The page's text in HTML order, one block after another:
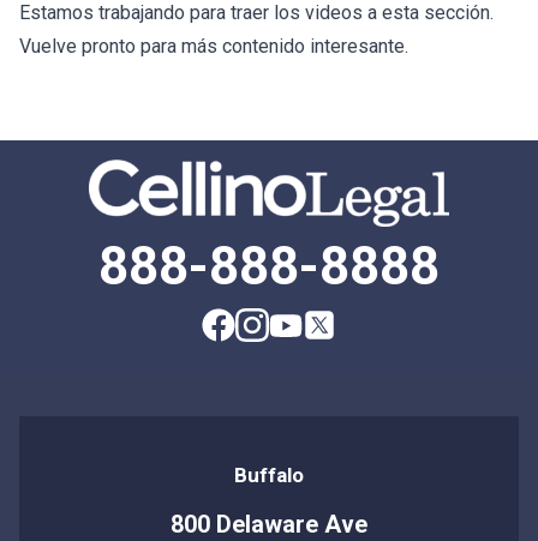
Estamos trabajando para traer los videos a esta sección.
Vuelve pronto para más contenido interesante.
888-888-8888
Buffalo
800 Delaware Ave